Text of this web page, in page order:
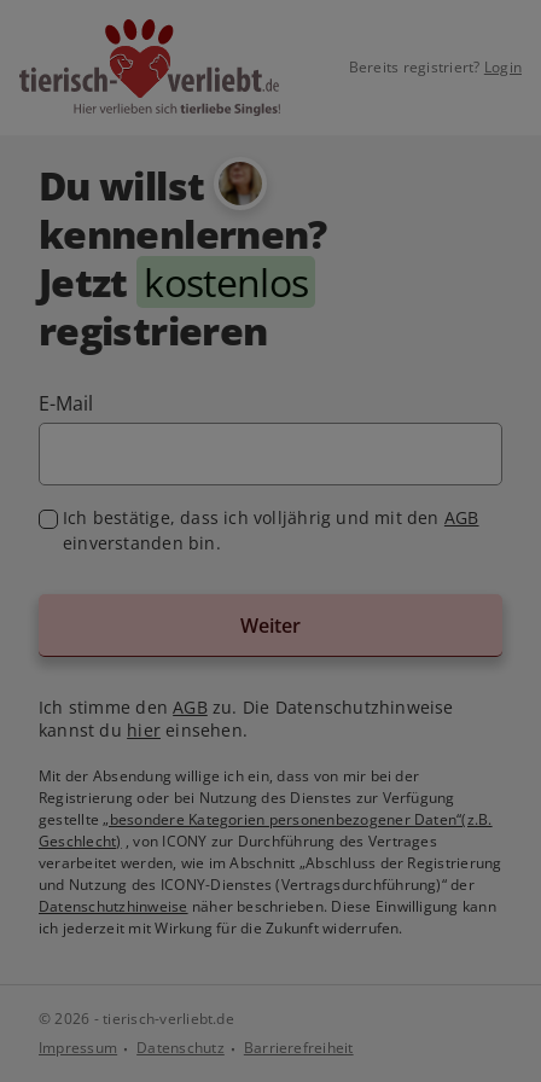
Bereits registriert? Login
Du willst
kennenlernen?
Jetzt kostenlos
registrieren
E-Mail
Ich bestätige, dass ich volljährig und mit den AGB
einverstanden bin.
Weiter
Ich stimme denAGB zu. Die Datenschutzhinweise
kannst du hiereinsehen.
Mit der Absendung willige ich ein, dass von mir bei der
Registrierung oder bei Nutzung des Dienstes zur Verfügung
gestellte„besondere Kategorien personenbezogener Daten“(z.B.
Geschlecht) , von ICONY zur Durchführung des Vertrages
verarbeitet werden, wie im Abschnitt „Abschluss der Registrierung
und Nutzung des ICONY-Dienstes (Vertragsdurchführung)“ der
Datenschutzhinweise näher beschrieben. Diese Einwilligung kann
ich jederzeit mit Wirkung für die Zukunft widerrufen.
© 2026 - tierisch-verliebt.de
Impressum
Datenschutz Barrierefreiheit